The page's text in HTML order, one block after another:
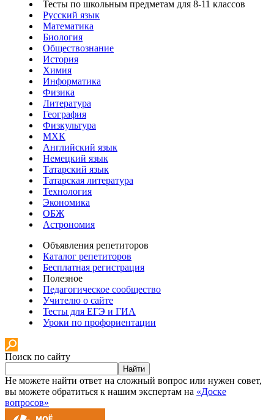
Тесты по школьным предметам для 8-11 классов
Русский язык
Математика
Биология
Обществознание
История
Химия
Информатика
Физика
Литература
География
Физкультура
МХК
Английский язык
Немецкий язык
Татарский язык
Татарская литература
Технология
Экономика
ОБЖ
Астрономия
Объявления репетиторов
Каталог репетиторов
Бесплатная регистрация
Полезное
Педагогическое сообщество
Учителю о сайте
Тесты для ЕГЭ и ГИА
Уроки по профориентации
Поиск по сайту
Найти
Не можете найти ответ на сложный вопрос или нужен совет,
вы можете обратиться к нашим экспертам на «Доске
вопросов»